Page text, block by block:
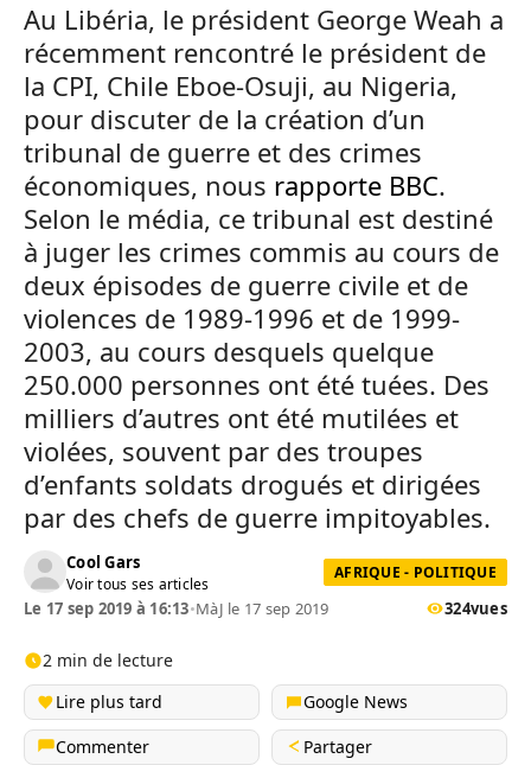
Au Libéria, le président George Weah a
récemment rencontré le président de
la CPI, Chile Eboe-Osuji, au Nigeria,
pour discuter de la création d’un
tribunal de guerre et des crimes
économiques, nous rapporte BBC.
Selon le média, ce tribunal est destiné
à juger les crimes commis au cours de
deux épisodes de guerre civile et de
violences de 1989-1996 et de 1999-
2003, au cours desquels quelque
250.000 personnes ont été tuées. Des
milliers d’autres ont été mutilées et
violées, souvent par des troupes
d’enfants soldats drogués et dirigées
par des chefs de guerre impitoyables.
Cool Gars
Voir tous ses articles
AFRIQUE - POLITIQUE
Le 17 sep 2019 à 16:13•MàJ le 17 sep 2019 324vues
2 min de lecture
Lire plus tard
Google News
Commenter
Partager